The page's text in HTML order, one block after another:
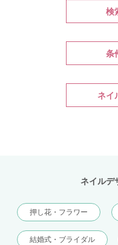
検
条
ネイ
ネイルデ
押し花・フラワー
結婚式・ブライダル